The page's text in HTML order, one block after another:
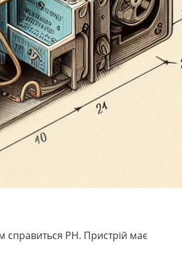
справиться РН. Пристрій має